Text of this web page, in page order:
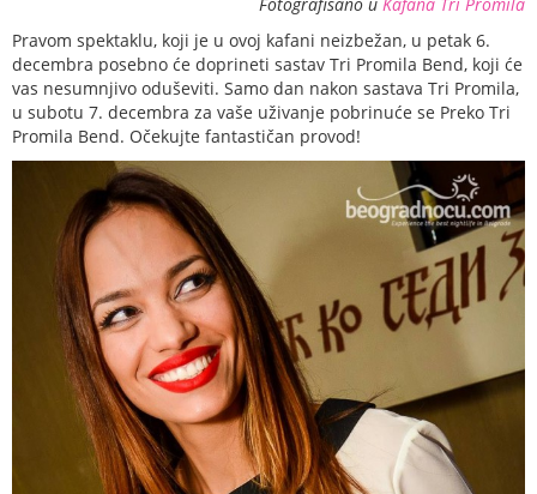
Pravom spektaklu, koji je u ovoj kafani neizbežan, u petak 6.
decembra posebno će doprineti sastav Tri Promila Bend, koji će
vas nesumnjivo oduševiti. Samo dan nakon sastava Tri Promila,
u subotu 7. decembra za vaše uživanje pobrinuće se Preko Tri
Promila Bend. Očekujte fantastičan provod!